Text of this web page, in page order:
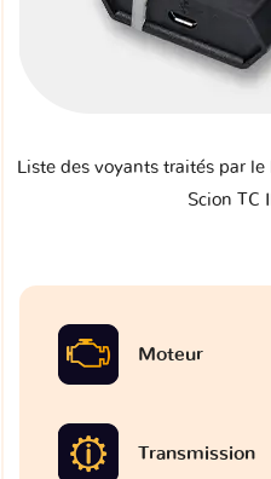
Liste des voyants traités par
Scion TC
Moteur
Transmission